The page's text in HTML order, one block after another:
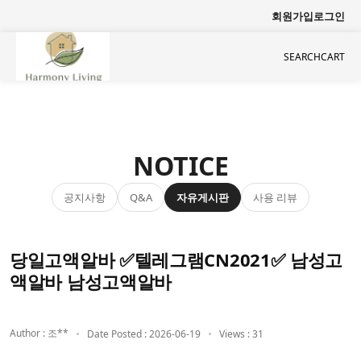
회원가입로그인
SEARCHCART
NOTICE
공지사항 Q&A 자유게시판 사용 리뷰
당일고액알바 ✅텔레그램CN2021✅ 남성고
액알바 남성고액알바
Author : 조** Date Posted : 2026-06-19 Views : 31